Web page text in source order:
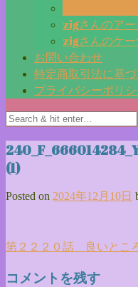
zigさんのア
zigさんのケ
お問い合わせ
特定商取引法に基
プライバシーポリ
(1)
Posted on 2024年12月10日
投
稿
第２２２０話 良いとこ
コメントを残す